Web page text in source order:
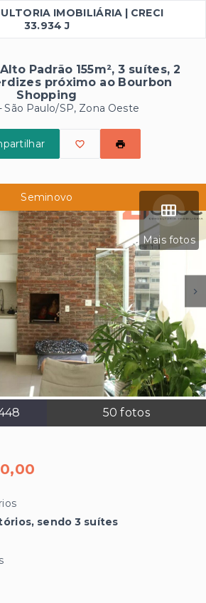
IMOBILIÁRIA | CRECI
33.934 J
Padrão 155m², 3 suítes, 2
próximo ao Bourbon
Shopping
São Paulo/SP, Zona Oeste
Mais fotos
50 fotos
Seminovo
sendo 3 suítes